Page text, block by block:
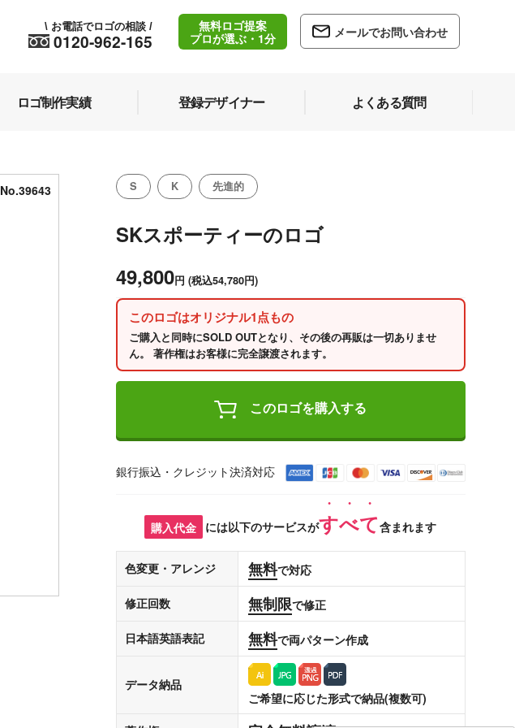
0120-962-165
\ お電話でロゴの相談 /
無料ロゴ提案
プロが選ぶ・1分
メールでお問い合わせ
ロゴ制作実績 登録デザイナー よくある質問
No.39643 S K 先進的
SKスポーティーのロゴ
49,800円 (税込54,780円)
このロゴはオリジナル1点もの
ご購入と同時にSOLD OUTとなり、その後の再販は一切ありませ
ん。 著作権はお客様に完全譲渡されます。
このロゴを購入する
銀行振込・クレジット決済対応
購入代金 には以下のサービスがすべて含まれます
色変更・アレンジ 無料で対応
修正回数 無制限で修正
日本語英語表記 無料で両パターン作成
データ納品
ご希望に応じた形式で納品(複数可)